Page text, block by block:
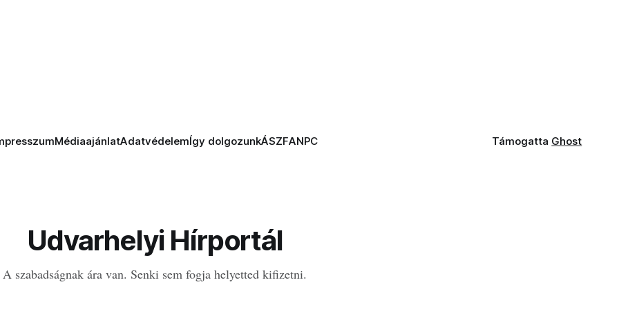
MédiaajánlatAdatvédelemÍgy dolgozunkÁSZFANPC Támogatta Ghost
Udvarhelyi Hírportál
A szabadságnak ára van. Senki sem fogja helyetted kifizetni.